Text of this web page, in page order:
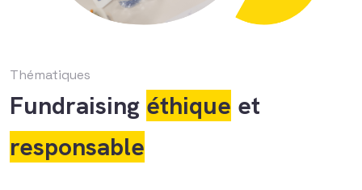
Thématiques
Fundraising éthique et
responsable